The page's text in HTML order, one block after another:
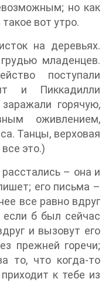
но как
вот утро.
на деревьях.
младенцев.
поступали
и Пиккадилли
горячую,
оживлением,
Танцы, верховая
это.)
– она и
его письма –
все равно вдруг
если б был сейчас
и вызовут его
прежней горечи;
то, что когда-то
к тебе из